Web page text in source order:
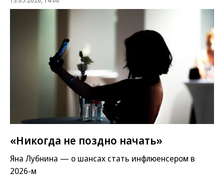
«Никогда не поздно начать»
Яна Лубнина — о шансах стать инфлюенсером в
2026-м